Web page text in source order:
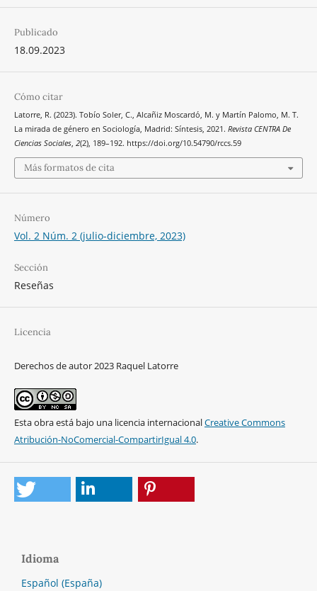
Publicado
18.09.2023
Cómo citar
Latorre, R. (2023). Tobío Soler, C., Alcañiz Moscardó, M. y Martín Palomo, M. T.
La mirada de género en Sociología, Madrid: Síntesis, 2021. Revista CENTRA De
Ciencias Sociales, 2(2), 189–192. https://doi.org/10.54790/rccs.59
Más formatos de cita
Número
Vol. 2 Núm. 2 (julio-diciembre, 2023)
Sección
Reseñas
Licencia
Derechos de autor 2023 Raquel Latorre
Esta obra está bajo una licencia internacionalCreative Commons
Atribución-NoComercial-CompartirIgual 4.0.
Idioma
Español (España)